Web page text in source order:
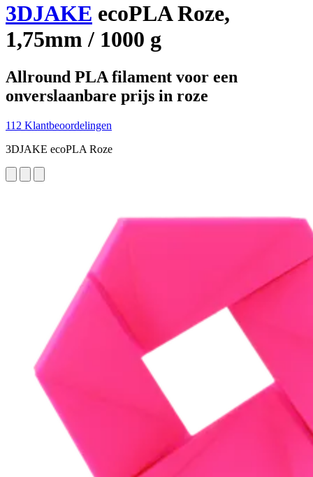
3DJAKE ecoPLA Roze,
1,75mm / 1000 g
Allround PLA filament voor een
onverslaanbare prijs in roze
112 Klantbeoordelingen
3DJAKE ecoPLA Roze